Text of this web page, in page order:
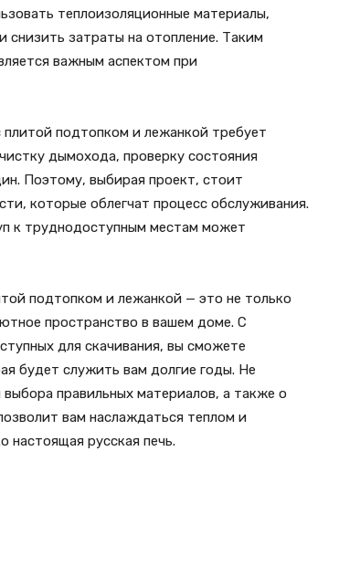
теплоизоляционные материалы,
снизить затраты на отопление. Таким
важным аспектом при
подтопком и лежанкой требует
дымохода, проверку состояния
Поэтому, выбирая проект, стоит
которые облегчат процесс обслуживания.
к труднодоступным местам может
подтопком и лежанкой — это не только
пространство в вашем доме. С
для скачивания, вы сможете
будет служить вам долгие годы. Не
правильных материалов, а также о
вам наслаждаться теплом и
русская печь.